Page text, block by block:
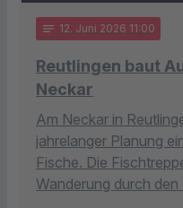
notes 12. Juni 2026 11:00
Reutlingen baut
Neckar
Am Neckar in
jahrelanger Planung
Fische. Die
Wanderung durch